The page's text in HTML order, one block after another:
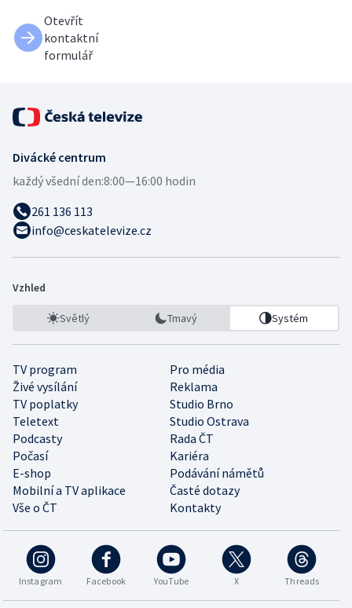
Otevřít
kontaktní
formulář
Divácké centrum
každý všední den:8:00—16:00 hodin
261 136 113
info@ceskatelevize.cz
Vzhled
Světlý Tmavý Systém
TV program
Pro média
Živé vysílání
Reklama
TV poplatky
Studio Brno
Teletext
Studio Ostrava
Podcasty
Rada ČT
Počasí
Kariéra
E-shop
Podávání námětů
Mobilní a TV aplikace
Časté dotazy
Vše o ČT
Kontakty
Instagram Facebook YouTube X Threads